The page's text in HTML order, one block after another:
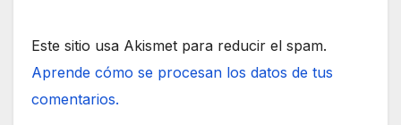
Este sitio usa Akismet para reducir el spam.
Aprende cómo se procesan los datos de tus
comentarios.